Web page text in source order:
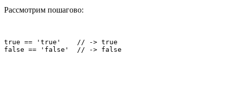
Рассмотрим пошагово:
true == 'true'    // -> true
false == 'false'  // -> false